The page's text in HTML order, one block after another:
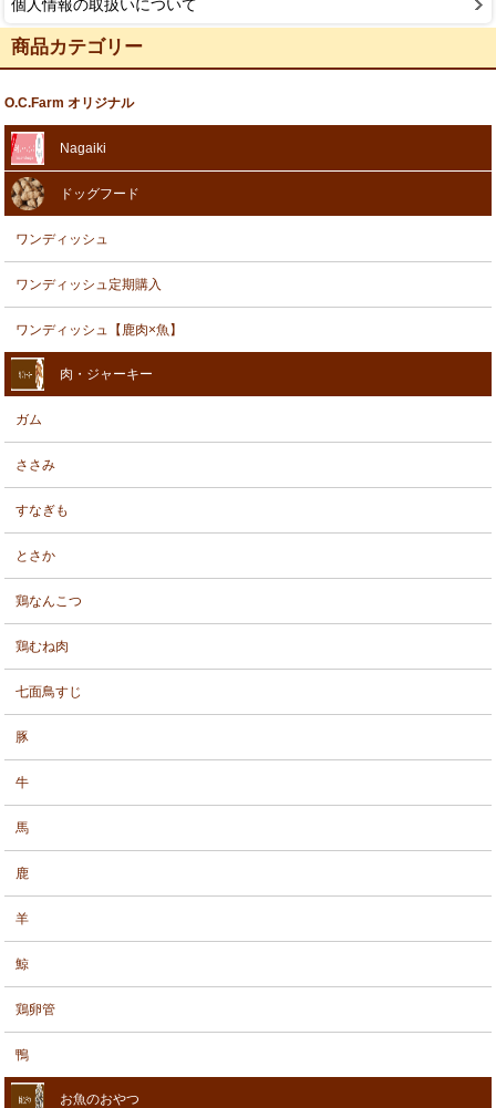
個人情報の取扱いについて
商品カテゴリー
O.C.Farm オリジナル
Nagaiki
ドッグフード
ワンディッシュ
ワンディッシュ定期購入
ワンディッシュ【鹿肉×魚】
肉・ジャーキー
ガム
ささみ
すなぎも
とさか
鶏なんこつ
鶏むね肉
七面鳥すじ
豚
牛
馬
鹿
羊
鯨
鶏卵管
鴨
お魚のおやつ